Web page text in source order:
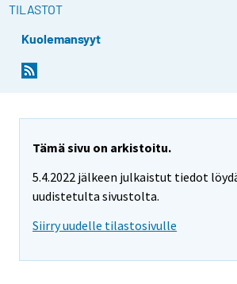
TILASTOT
Kuolemansyyt
Tämä sivu on arkistoitu.
5.4.2022 jälkeen julkaistut tiedot
uudistetulta sivustolta.
Siirry uudelle tilastosivulle